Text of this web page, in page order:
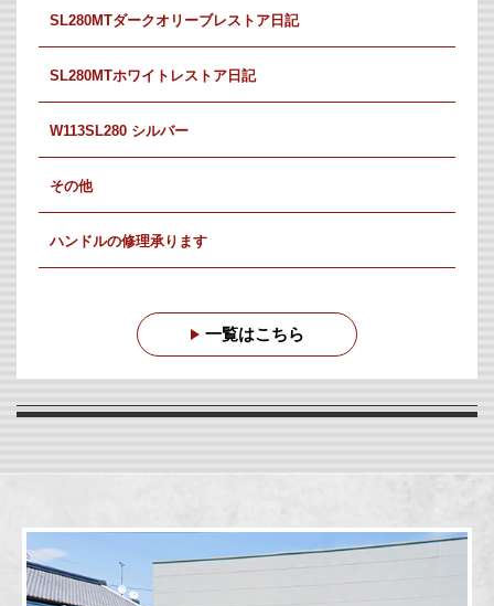
SL280MTダークオリーブレストア日記
SL280MTホワイトレストア日記
W113SL280 シルバー
その他
ハンドルの修理承ります
一覧はこちら